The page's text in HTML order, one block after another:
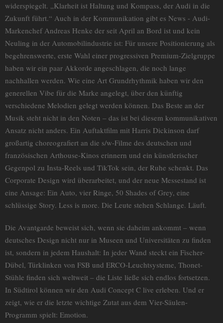
widerspiegelt. „Klarheit ist Haltung und Kompass, der Audi in die
Zukunft führt.“ Auch in der Kommunikation gibt es News - Audi-
Markenchef Andreas Henke der seit April an Bord ist und kein
Neuling in der Automobilindustrie ist: Für unsere Positionierung als
begehrenswerte, erste Wahl einer progressiven Premium-Zielgruppe
haben wir ein paar Akkorde angeschlagen, die noch lange
nachhallen werden. Wie eine Art Grundrhythmik haben wir den
generellen Vibe für die Marke angelegt, über den künftig
verschiedene Melodien gelegt werden können. Das Beste an der
Musik steht nicht in den Noten – das ist bei diesem kommunikativen
Ansatz nicht anders. Ein Auftaktfilm mit Harris Dickinson darf
großartig choreografiert an die s/w-Filme des deutschen und
französischen Arthouse-Kinos erinnern und ein künstlerischer
Gegenpol zu Insta-Reels und TikTok sein, der Ruhe schenkt. Das
Corporate Design wird überarbeitet, und der neue Messestand ist
eine Ansage: Ein Auto, vier Ringe, 50 Shades of Grey, eine
schlüssige Story. Less is more. Die Leute stehen Schlange. Läuft.
Die Avantgarde beweist sich, wenn sie daheim ankommt – wenn
deutsches Design nicht nur in Museen und Universitäten zu finden
ist, sondern in jedem Haushalt: In jeder Wand steckt ein Fischer-
Dübel, Türklinken von FSB und ERCO-Leuchtsysteme, Thonet-
Stühle finden sich weltweit – die Liste ließe sich endlos fortsetzen.
In Südtirol können wir den Audi Concept C live erleben. Und er
zeigt, wie er die letzte wichtige Zutat aus dem Vier-Säulen-
Programm spielt: Emotion.